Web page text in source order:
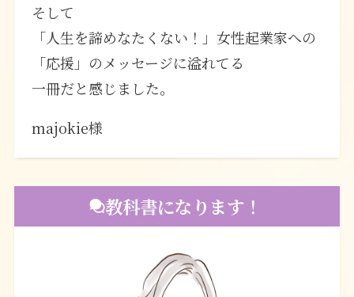
そして
「人生を諦めなたくない！」女性起業家への
「応援」のメッセージに溢れてる
一冊だと感じました。
majokie様
教科書になります！